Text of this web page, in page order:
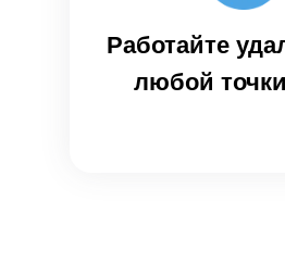
Работайте
любой